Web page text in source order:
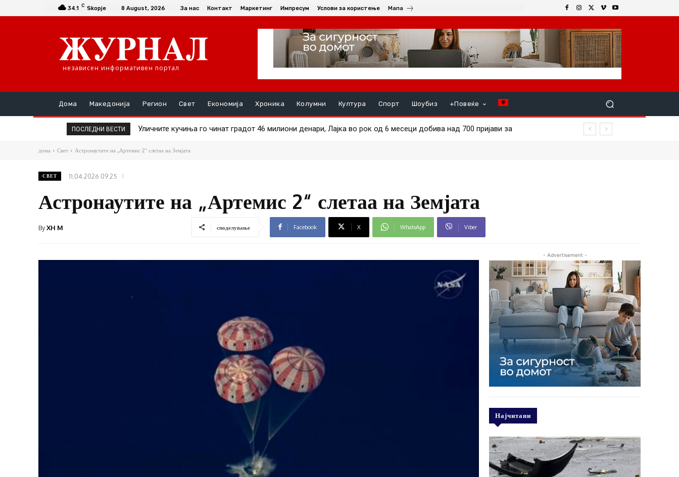
34.1 C Skopje 8 August, 2026 За нас Контакт Маркетинг Импресум Услови за користење Мапа
независен информативен портал
Дома Македонија Регион Свет Економија Хроника Колумни Култура Спорт Шоубиз +Повеќе
ПОСЛЕДНИ ВЕСТИ
Уличните кучиња го чинат градот 46 милиони денари, Лајка во рок од 6 месеци добива над 700 пријави за
Крвава тепачка пред локал во Тетово: Употребен нож, има повредени, неколку уапсени
дома Свет Астронаутите на „Артемис 2“ слетаа на Земјата
СВЕТ 11.04.2026 09:25
Астронаутите на „Артемис 2“ слетаа на Земјата
ByXH M споделување Facebook X WhatsApp Viber
- Advertisement -
Најчитани